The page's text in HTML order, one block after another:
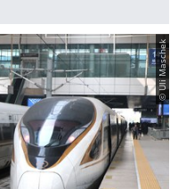
© Uli Maschek